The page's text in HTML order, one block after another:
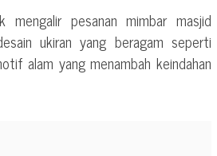
mengalir pesanan mimbar masjid
ukiran yang beragam seperti
alam yang menambah keindahan